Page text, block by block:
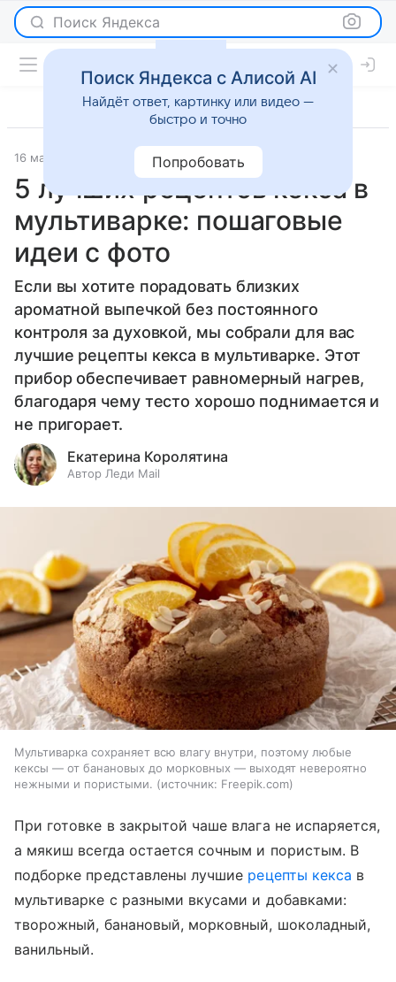
Поиск Яндекса
16 марта 2026 Леди Mail Рецепты
5 лучших рецептов кекса в
мультиварке: пошаговые
идеи с фото
Если вы хотите порадовать близких
ароматной выпечкой без постоянного
контроля за духовкой, мы собрали для вас
лучшие рецепты кекса в мультиварке. Этот
прибор обеспечивает равномерный нагрев,
благодаря чему тесто хорошо поднимается и
не пригорает.
Екатерина Королятина
Автор Леди Mail
Мультиварка сохраняет всю влагу внутри, поэтому любые
кексы — от банановых до морковных — выходят невероятно
нежными и пористыми.
источник: Freepik.com
При готовке в закрытой чаше влага не испаряется,
а мякиш всегда остается сочным и пористым. В
подборке представлены лучшие рецепты кекса в
мультиварке с разными вкусами и добавками:
творожный, банановый, морковный, шоколадный,
ванильный.
Поиск Яндекса с Алисой AI
Найдёт ответ, картинку или видео —
быстро и точно
Попробовать